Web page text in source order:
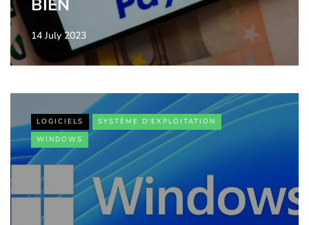
BIEN
14 July 2023
LOGICIELS
SYSTÈME D'EXPLOITATION
WINDOWS